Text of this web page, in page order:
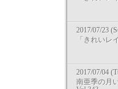
2017/07/23
「きれいレ
2017/07/04
南亜季の月